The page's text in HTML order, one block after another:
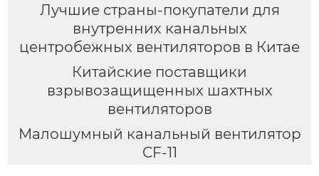
Лучшие страны-покупатели для
внутренних канальных
центробежных вентиляторов в Китае
Китайские поставщики
взрывозащищенных шахтных
вентиляторов
Малошумный канальный вентилятор
CF-11